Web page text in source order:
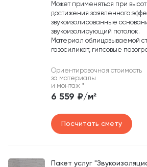
Может применяться при
достижения заявленного
звукоизолированные
звукоизолирующий потолок.
Материал облицовываемой
газосиликат, гипсовые
Ориентировочная стоимость
за материалы
и монтаж *
6 559 ₽/м²
Посчитать смету
Пакет услуг